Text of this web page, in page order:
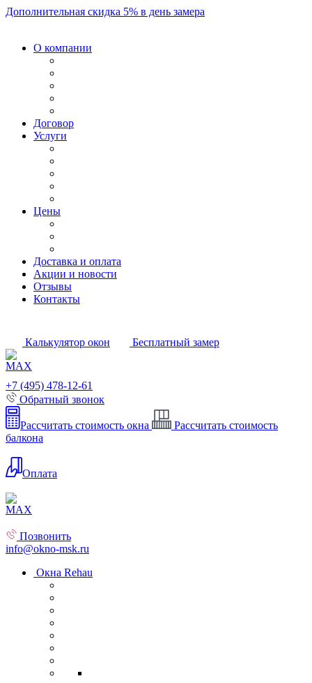
Дополнительная скидка 5% в день замера
О компании
Договор
Услуги
Цены
Доставка и оплата
Акции и новости
Отзывы
Контакты
Калькулятор окон Бесплатный замер
+7 (495) 478-12-61
Обратный звонок
Рассчитать стоимость окна
Рассчитать стоимость
балкона
Оплата
Позвонить
info@okno-msk.ru
Окна Rehau